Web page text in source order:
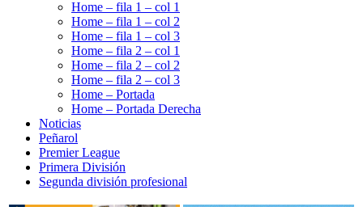
Home – fila 1 – col 1
Home – fila 1 – col 2
Home – fila 1 – col 3
Home – fila 2 – col 1
Home – fila 2 – col 2
Home – fila 2 – col 3
Home – Portada
Home – Portada Derecha
Noticias
Peñarol
Premier League
Primera División
Segunda división profesional